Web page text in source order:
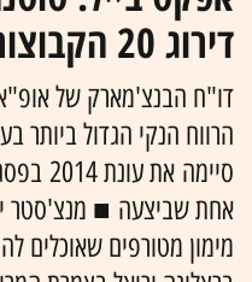
דירוג 20 הקבוצות הרווחיות
דו"ח הבנצ'מארק של
הרווח הנקי הגדול ביותר
סיימה
אחת שביצעה ■ מנצ'סטר
מימון מטורפים שאוכלים